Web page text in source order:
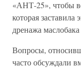
«АНТ-25», чтобы
которая
дренажа
Вопросы,
часто обсуждали